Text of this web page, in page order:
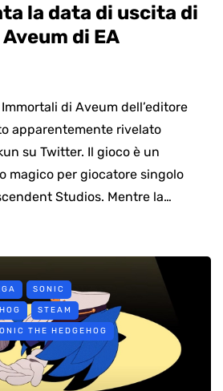
la data di uscita di
di EA
di Aveum dell’editore
apparentemente rivelato
su Twitter. Il gioco è un
magico per giocatore singolo
Studios. Mentre la…
SONIC
STEAM
THE HEDGEHOG